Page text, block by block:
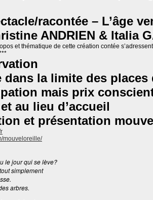
racontée – L’âge
ANDRIEN & Italia
et thématique de cette création contée
dans la limite des
mais prix
au lieu d’accueil
et présentation
mouveloreille/
le jour qui se lève?
simplement
arbres.